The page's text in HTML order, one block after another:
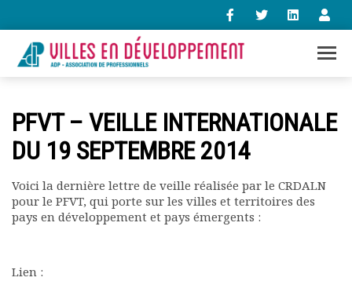
contact@villes-developpement.org
L’association
Qui sommes-nous ?
Statuts de l’association
PFVT – VEILLE INTERNATIONALE
DU 19 SEPTEMBRE 2014
Voici la dernière lettre de veille réalisée par le CRDALN
pour le PFVT, qui porte sur les villes et territoires des
pays en développement et pays émergents :
Lien :